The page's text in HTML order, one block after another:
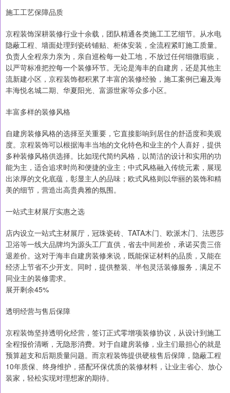
施工工艺保障品质
京程装饰深耕装修行业十余载，团队精通各类施工工艺细节。从水电
隐蔽工程、墙面处理到瓷砖铺贴、柜体安装，全流程紧盯施工质量。
负责人全程亲力亲为，亲自巡检每一处工地，不放过任何细微瑕疵，
以严苛标准把控每一个装修环节。无论是海丰的自建房，还是其他主
流新建小区，京程装饰都积累了丰富的装修经验，施工案例已遍及海
丰海悦名城二期、华夏阳光、富源世家等众多小区。
丰富多样的装修风格
自建房装修风格的选择至关重要，它直接影响到居住的舒适度和美观
度。京程装饰可以根据海丰当地的文化特色和业主的个人喜好，提供
多种装修风格供选择。比如现代简约风格，以简洁的设计和实用的功
能为主，适合追求时尚和便捷的业主；中式风格融入传统元素，展现
出浓厚的文化底蕴，彰显主人的品味；欧式风格则以华丽的装饰和精
美的细节，营造出高贵典雅的氛围。
一站式主材展厅实惠之选
店内设立一站式主材展厅，冠珠瓷砖、TATA木门、欧派木门、法恩莎
卫浴等一线大品牌均为源头工厂直供，省去中间差价，承诺买贵三倍
退差价。这对于海丰自建房装修来说，既能保证材料的品质，又能在
经济上节省不少开支。同时，提供整装、半包灵活装修服务，满足不
同业主的装修需求。
展开剩余45%
透明经营与售后保障
京程装饰坚持透明化经营，签订正式零增项装修协议，从设计到施工
全程报价清晰，无隐形消费。对于自建房装修，业主们最担心的就是
预算超支和后期质量问题。而京程装饰提供硬核售后保障，隐蔽工程
10年质保、终身维护，搭配环保优质的装修材料，让业主省心、放心
装家，轻松实现对理想家的期待。